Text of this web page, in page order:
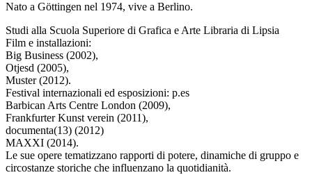
Nato a Göttingen nel 1974, vive a Berlino.
Studi alla Scuola Superiore di Grafica e Arte Libraria di Lipsia
Film e installazioni:
Big Business (2002),
Otjesd (2005),
Muster (2012).
Festival internazionali ed esposizioni: p.es
Barbican Arts Centre London (2009),
Frankfurter Kunst verein (2011),
documenta(13) (2012)
MAXXI (2014).
Le sue opere tematizzano rapporti di potere, dinamiche di gruppo e
circostanze storiche che influenzano la quotidianità.